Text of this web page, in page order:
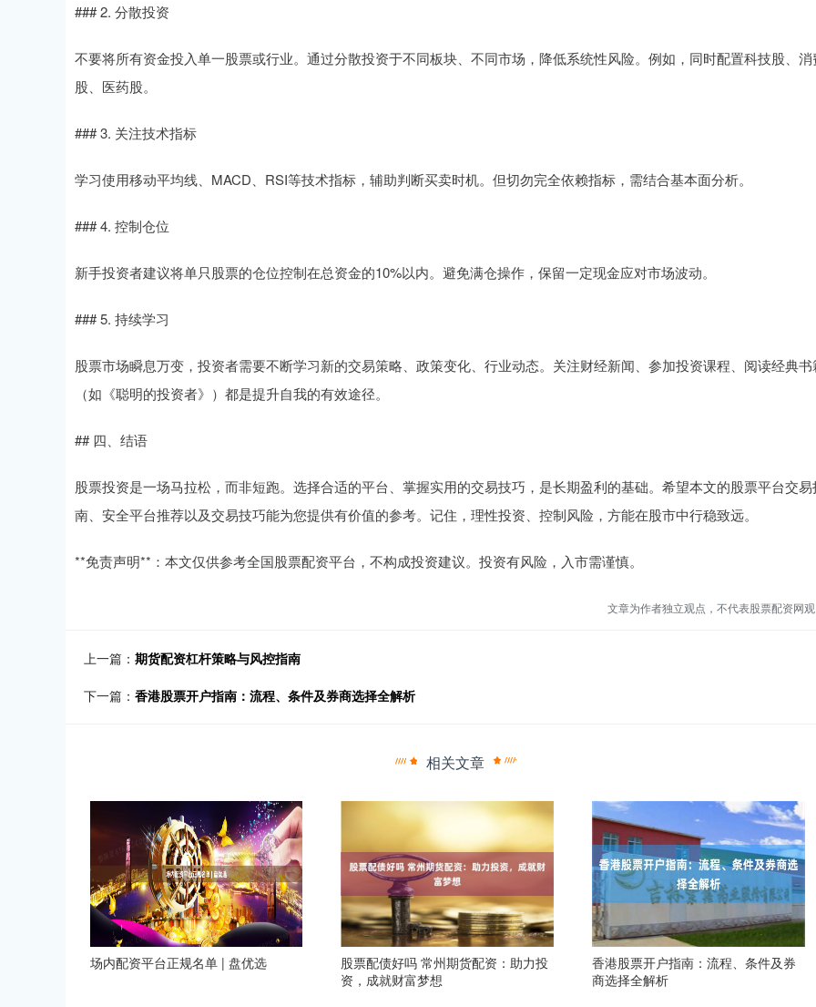
### 2. 分散投资
不要将所有资金投入单一股票或行业。通过分散投资于不同板块、不同市场，降低系统性风险。例如，同时配置科技股、消
股、医药股。
### 3. 关注技术指标
学习使用移动平均线、MACD、RSI等技术指标，辅助判断买卖时机。但切勿完全依赖指标，需结合基本面分析。
### 4. 控制仓位
新手投资者建议将单只股票的仓位控制在总资金的10%以内。避免满仓操作，保留一定现金应对市场波动。
### 5. 持续学习
股票市场瞬息万变，投资者需要不断学习新的交易策略、政策变化、行业动态。关注财经新闻、参加投资课程、阅读经典书
（如《聪明的投资者》）都是提升自我的有效途径。
## 四、结语
股票投资是一场马拉松，而非短跑。选择合适的平台、掌握实用的交易技巧，是长期盈利的基础。希望本文的股票平台交易
南、安全平台推荐以及交易技巧能为您提供有价值的参考。记住，理性投资、控制风险，方能在股市中行稳致远。
**免责声明**：本文仅供参考全国股票配资平台，不构成投资建议。投资有风险，入市需谨慎。
文章为作者独立观点，不代表股票配资网
上一篇： 期货配资杠杆策略与风控指南
下一篇： 香港股票开户指南：流程、条件及券商选择全解析
相关文章
场内配资平台正规名单 | 盘优选
股票配债好吗 常州期货配资：助力投
资，成就财富梦想
香港股票开户指南：流程、条件及券
商选择全解析